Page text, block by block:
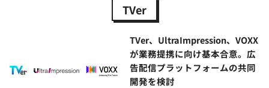
TVer
TVer、UltraImpression、VOXX
が業務提携に向け基本合意。広
告配信プラットフォームの共同
開発を検討